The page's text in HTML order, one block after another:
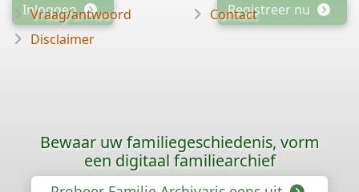
Inloggen Registreer nu
Vraag/antwoord
Disclaimer
Contact
Bewaar uw familiegeschiedenis, vorm
een digitaal familiearchief